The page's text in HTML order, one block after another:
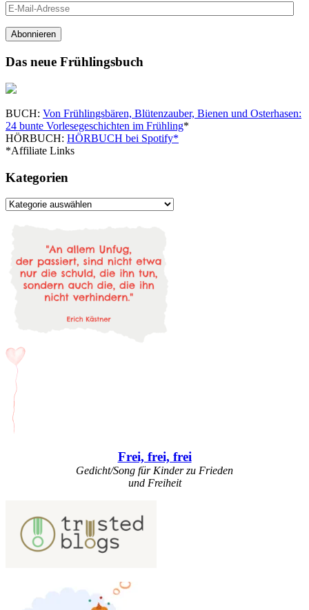
E-
Mail-
Adresse
Abonnieren
Das neue Frühlingsbuch
BUCH: Von Frühlingsbären, Blütenzauber, Bienen und Osterhasen:
24 bunte Vorlesegeschichten im Frühling*
HÖRBUCH: HÖRBUCH bei Spotify*
*Affiliate Links
Kategorien
Kategorien
Frei, frei, frei
Gedicht/Song für Kinder zu Frieden
und Freiheit